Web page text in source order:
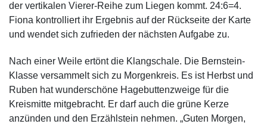
der vertikalen Vierer-Reihe zum Liegen kommt. 24:6=4.
Fiona kontrolliert ihr Ergebnis auf der Rückseite der Karte
und wendet sich zufrieden der nächsten Aufgabe zu.
Nach einer Weile ertönt die Klangschale. Die Bernstein-
Klasse versammelt sich zu Morgenkreis. Es ist Herbst und
Ruben hat wunderschöne Hagebuttenzweige für die
Kreismitte mitgebracht. Er darf auch die grüne Kerze
anzünden und den Erzählstein nehmen. „Guten Morgen,